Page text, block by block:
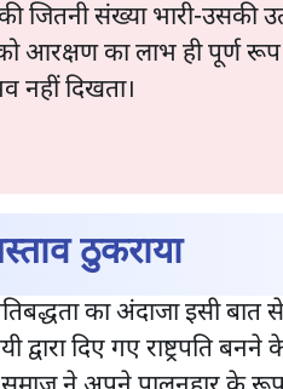
जितनी संख्या भारी-उसकी
का लाभ ही पूर्ण रूप में
नहीं दिखता।
ठुकराया
का अंदाजा इसी बात
द्वारा दिए गए राष्ट्रपति